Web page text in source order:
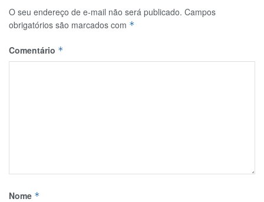
O seu endereço de e-mail não será publicado. Campos
obrigatórios são marcados com *
Comentário *
Nome *